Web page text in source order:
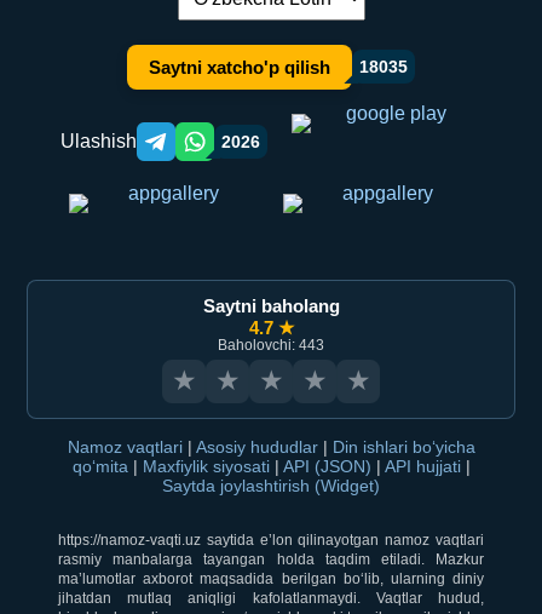
Tilni almashtirish:
Saytni xatcho'p qilish 18035
Ulashish Telegram orqali ulashish
WhatsApp orqali ulashish
2026
Saytni baholang
4.7 ★
Baholovchi: 443
★ ★ ★ ★ ★
Namoz vaqtlari | Asosiy hududlar | Din ishlari bo‘yicha
qo‘mita | Maxfiylik siyosati | API (JSON) | API hujjati |
Saytda joylashtirish (Widget)
https://namoz-vaqti.uz saytida e’lon qilinayotgan namoz vaqtlari
rasmiy manbalarga tayangan holda taqdim etiladi. Mazkur
ma’lumotlar axborot maqsadida berilgan bo‘lib, ularning diniy
jihatdan mutlaq aniqligi kafolatlanmaydi. Vaqtlar hudud,